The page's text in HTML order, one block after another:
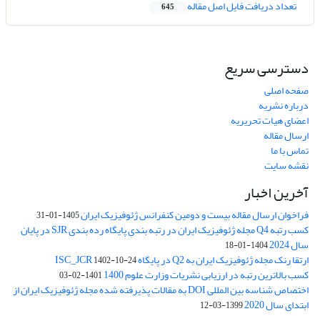
تعداد دریافت فایل اصل مقاله 645
دسترسی سریع
صفحه اصلی
درباره نشریه
اعضای هیات تحریریه
ارسال مقاله
تماس با ما
نقشه سایت
آخرین اخبار
فراخوان ارسال مقاله بیست و دومین کنفرانس ژئوفیزیک ایران1405-01-31
کسب رتبه Q4 مجله ژئوفیزیک ایران در رتبه بندی پایگاه رده بندی SJR در پایان
سال 2024 1404-01-18
ارتقا رنک مجله ژئوفیزیک ایران به Q2 در پایگاه ISC_JCR 1402-10-24
کسب بالاترین رتبه در ارزیابی نشریات وزارت علوم 1400 1401-02-03
اختصاص شناسه بین المللی DOI به مقالات پذیرفته شده مجله ژئوفیزیک ایران از
ابتدای سال 2020 1399-03-12